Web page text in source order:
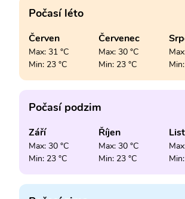
Počasí léto
Červen
Max: 31 °C
Min: 23 °C
Červenec
Max: 30 °C
Min: 23 °C
Počasí podzim
Září
Max: 30 °C
Min: 23 °C
Říjen
Max: 30 °C
Min: 23 °C